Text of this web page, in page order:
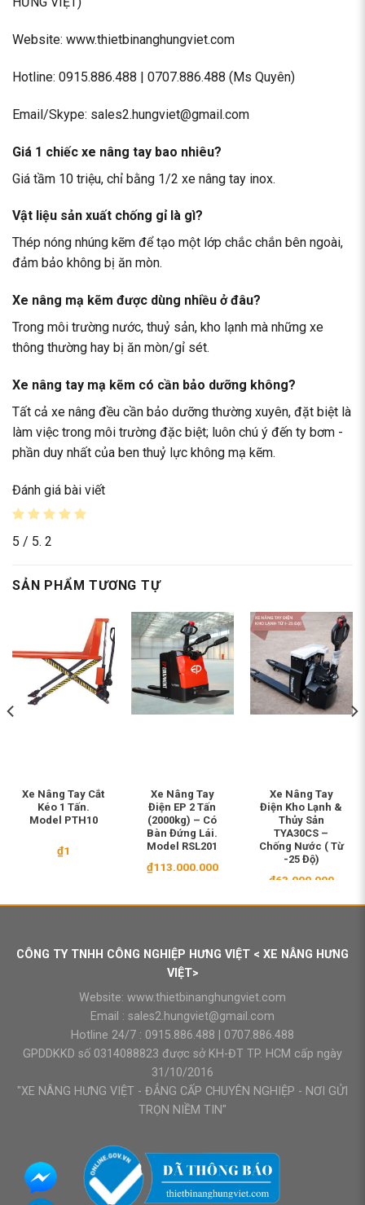
Website: www.thietbinanghungviet.com
Hotline: 0915.886.488 | 0707.886.488 (Ms Quyên)
Email/Skype: sales2.hungviet@gmail.com
Giá 1 chiếc xe nâng tay bao nhiêu?
Giá tầm 10 triệu, chỉ bằng 1/2 xe nâng tay inox.
Vật liệu sản xuất chống gỉ là gì?
Thép nóng nhúng kẽm để tạo một lớp chắc chắn bên ngoài,
đảm bảo không bị ăn mòn.
Xe nâng mạ kẽm được dùng nhiều ở đâu?
Trong môi trường nước, thuỷ sản, kho lạnh mà những xe
thông thường hay bị ăn mòn/gỉ sét.
Xe nâng tay mạ kẽm có cần bảo dưỡng không?
Tất cả xe nâng đều cần bảo dưỡng thường xuyên, đặt biệt là
làm việc trong môi trường đặc biệt; luôn chú ý đến ty bơm -
phần duy nhất của ben thuỷ lực không mạ kẽm.
Đánh giá bài viết
5 / 5. 2
SẢN PHẨM TƯƠNG TỰ
Xe Nâng Tay Cắt
Kéo 1 Tấn.
Model PTH10
₫1
Xe Nâng Tay
Điện EP 2 Tấn
(2000kg) – Có
Bàn Đứng Lái.
Model RSL201
₫113.000.000
Xe Nâng Tay
Điện Kho Lạnh &
Thủy Sản
TYA30CS –
Chống Nước ( Từ
-25 Độ)
₫63.000.000
CÔNG TY TNHH CÔNG NGHIỆP HƯNG VIỆT < XE NÂNG HƯNG
VIỆT>
Website: www.thietbinanghungviet.com
Email : sales2.hungviet@gmail.com
Hotline 24/7 : 0915.886.488
0707.886.488
GPDDKKD số 0314088823 được sở KH-ĐT TP. HCM cấp ngày
31/10/2016
"XE NÂNG HƯNG VIỆT - ĐẲNG CẤP CHUYÊN NGHIỆP - NƠI GỬI
TRỌN NIỀM TIN"